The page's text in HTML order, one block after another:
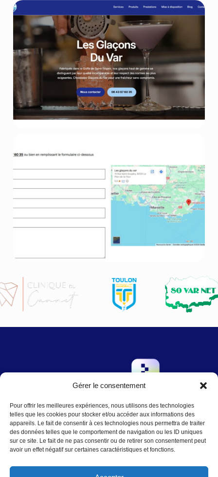
Gérer le consentement
Pour offrir les meilleures expériences, nous utilisons des technologies
telles que les cookies pour stocker et/ou accéder aux informations des
appareils. Le fait de consentir à ces technologies nous permettra de traiter
des données telles que le comportement de navigation ou les ID uniques
sur ce site. Le fait de ne pas consentir ou de retirer son consentement peut
avoir un effet négatif sur certaines caractéristiques et fonctions.
Nous écrire→ Contact:
contact@agence-telo.fr
04 22 91 15 66